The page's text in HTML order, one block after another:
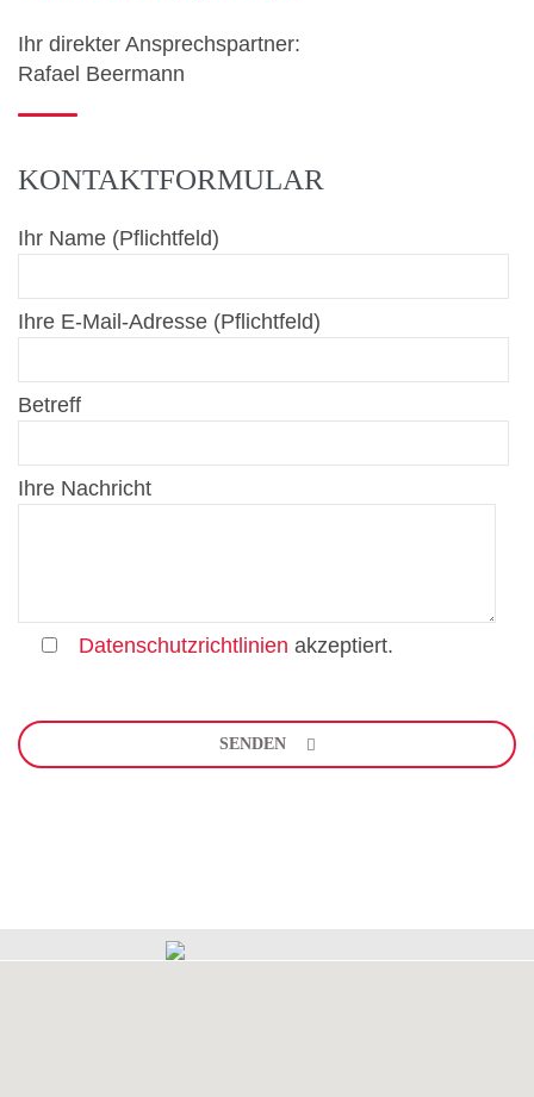
Ihr direkter Ansprechspartner:
Rafael Beermann
KONTAKTFORMULAR
Ihr Name (Pflichtfeld)
Ihre E-Mail-Adresse (Pflichtfeld)
Betreff
Ihre Nachricht
Datenschutzrichtlinien akzeptiert.
lasse
dieses
SENDEN